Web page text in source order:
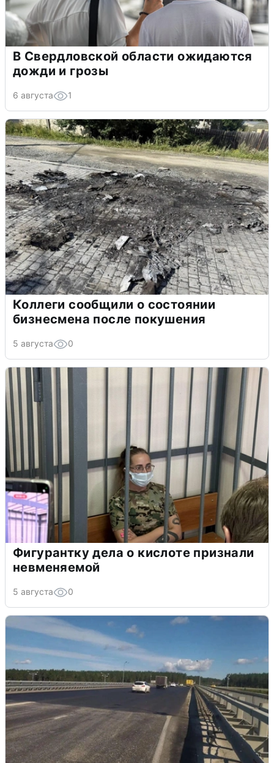
В Свердловской области ожидаются
дожди и грозы
6 августа 1
Коллеги сообщили о состоянии
бизнесмена после покушения
5 августа 0
Фигурантку дела о кислоте признали
невменяемой
5 августа 0